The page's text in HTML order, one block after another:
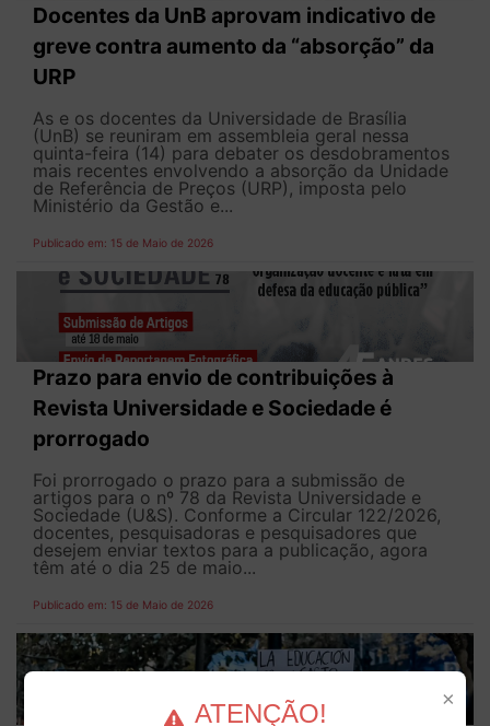
Docentes da UnB aprovam indicativo de
greve contra aumento da “absorção” da
URP
As e os docentes da Universidade de Brasília
(UnB) se reuniram em assembleia geral nessa
quinta-feira (14) para debater os desdobramentos
mais recentes envolvendo a absorção da Unidade
de Referência de Preços (URP), imposta pelo
Ministério da Gestão e...
Publicado em: 15 de Maio de 2026
Prazo para envio de contribuições à
Revista Universidade e Sociedade é
prorrogado
Foi prorrogado o prazo para a submissão de
artigos para o nº 78 da Revista Universidade e
Sociedade (U&S). Conforme a Circular 122/2026,
docentes, pesquisadoras e pesquisadores que
desejem enviar textos para a publicação, agora
têm até o dia 25 de maio...
Publicado em: 15 de Maio de 2026
×
ATENÇÃO!